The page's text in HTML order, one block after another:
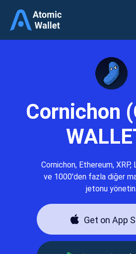
Cornichon
Cornichon, Ethereum,
ve 1000'den fazla diğer
jetonu yönetin.
Get on App